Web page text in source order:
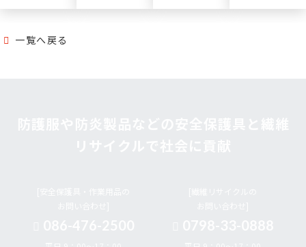
一覧へ戻る